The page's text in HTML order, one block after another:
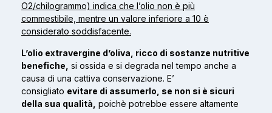
O2/chilogrammo) indica che l’olio non è più
commestibile, mentre un valore inferiore a 10 è
considerato soddisfacente.
L’olio extravergine d’oliva, ricco di sostanze nutritive
benefiche, si ossida e si degrada nel tempo anche a
causa di una cattiva conservazione. E’
consigliato evitare di assumerlo, se non si è sicuri
della sua qualità, poichè potrebbe essere altamente